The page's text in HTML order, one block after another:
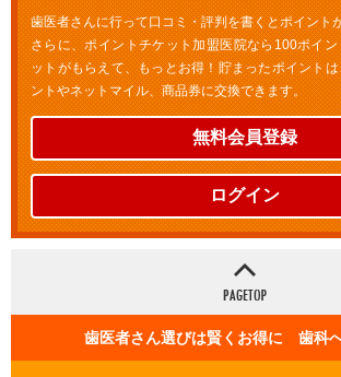
歯医者さんに行って口コミ・評判を書くとポイント
さらに、ポイントチケット加盟医院なら100ポイ
ットがもらえて、もっとお得！貯まったポイント
ントやネットマイル、商品券に交換できます。
無料会員登録
ログイン
歯医者さん選びは賢くお得に 歯科